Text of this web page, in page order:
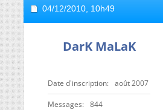
04/12/2010, 10h49
DarK MaLaK
Date d'inscription août 2007
Messages 844